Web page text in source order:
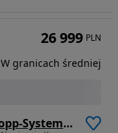
Ford Focus 1.5 TDCi DPF Start-Stopp-System Titanium
26 999 PLN
W granicach średniej